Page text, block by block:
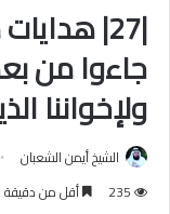
|27|
جاءوا من
ولإخواننا
الشيخ أيمن الشعبان
235
أقل من دقيقة